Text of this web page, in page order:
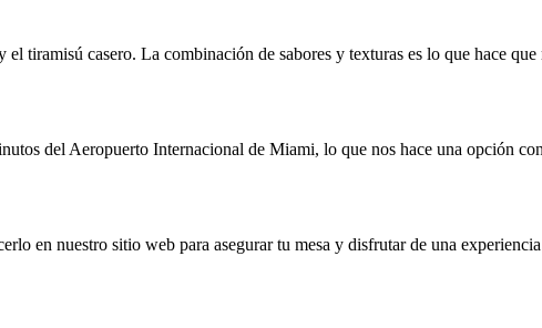
tiramisú casero. La combinación de sabores y texturas es lo que hace
del Aeropuerto Internacional de Miami, lo que nos hace una opción
en nuestro sitio web para asegurar tu mesa y disfrutar de una